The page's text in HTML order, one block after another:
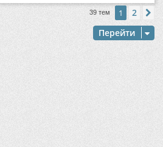
39 тем 1 2
Перейти